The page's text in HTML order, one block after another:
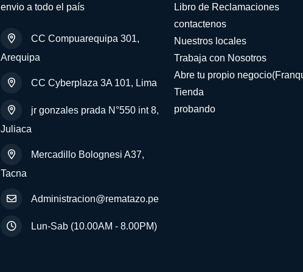
envio a todo el país
CC Compuarequipa 301,
Arequipa
CC Cyberplaza 3A 101, Lima
jr gonzales prada N°550 int 8,
Juliaca
Mercadillo Bolognesi A37,
Tacna
Administracion@rematazo.pe
Lun-Sab (10.00AM - 8.00PM)
Libro de Reclamaciones
contactenos
Nuestros locales
Trabaja con Nosotros
Abre tu propio
Tienda
probando